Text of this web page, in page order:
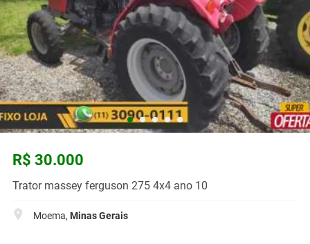
R$ 30.000
Trator massey ferguson 275 4x4 ano 10
Moema, Minas Gerais